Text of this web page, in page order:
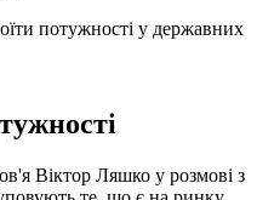
потужності у державних
Віктор Ляшко у розмові з